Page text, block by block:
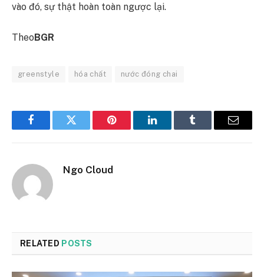
vào đó, sự thật hoàn toàn ngược lại.
TheoBGR
greenstyle hóa chất nước đóng chai
FacebookTwitter Pinterest LinkedInTumblr Email
Ngo Cloud
RELATED POSTS